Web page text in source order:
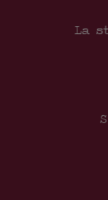
La